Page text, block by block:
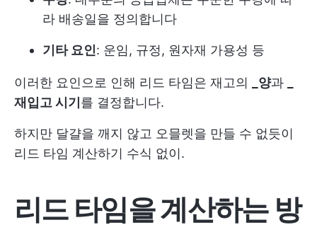
라 배송일을 정의합니다
기타 요인: 운임, 규정, 원자재 가용성 등
이러한 요인으로 인해 리드 타임은 재고의 _양과
재입고 시기를 결정합니다.
하지만 달걀을 깨지 않고 오믈렛을 만들 수 없듯이
리드 타임 계산하기 수식 없이.
리드 타임을 계산하는 방